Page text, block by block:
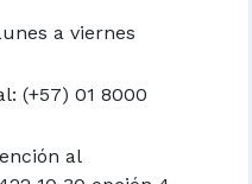
a viernes
(+57) 01 8000
al